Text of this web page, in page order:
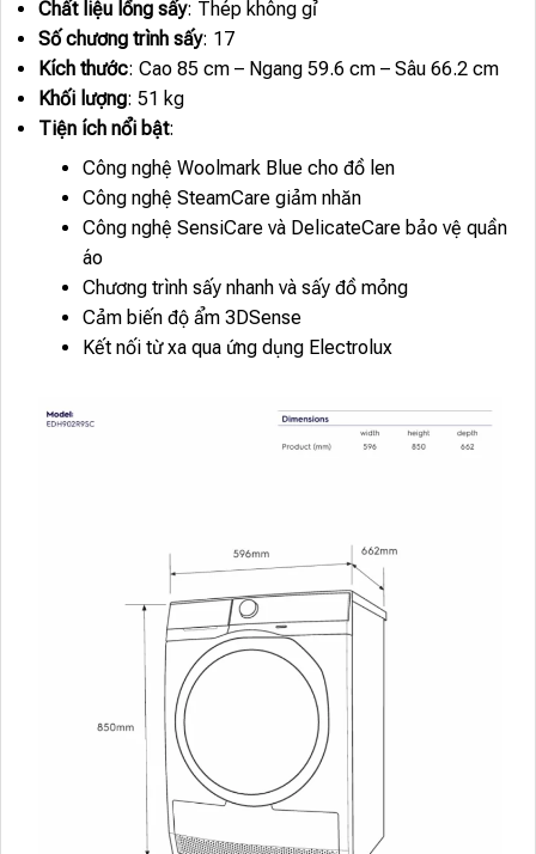
Chất liệu lồng sấy: Thép không gỉ
Số chương trình sấy: 17
Kích thước: Cao 85 cm – Ngang 59.6 cm – Sâu 66.2 cm
Khối lượng: 51 kg
Tiện ích nổi bật:
Công nghệ Woolmark Blue cho đồ len
Công nghệ SteamCare giảm nhăn
Công nghệ SensiCare và DelicateCare bảo vệ quần
áo
Chương trình sấy nhanh và sấy đồ mỏng
Cảm biến độ ẩm 3DSense
Kết nối từ xa qua ứng dụng Electrolux